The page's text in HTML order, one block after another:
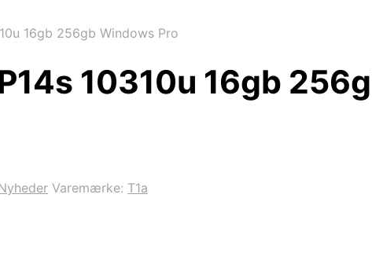
16gb 256gb Windows Pro
10310u 16gb
Varemærke: T1a